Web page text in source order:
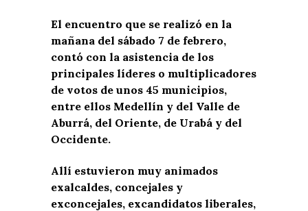
El encuentro que se realizó en la
mañana del sábado 7 de febrero,
contó con la asistencia de los
principales líderes o multiplicadores
de votos de unos 45 municipios,
entre ellos Medellín y del Valle de
Aburrá, del Oriente, de Urabá y del
Occidente.
Allí estuvieron muy animados
exalcaldes, concejales y
exconcejales, excandidatos liberales,